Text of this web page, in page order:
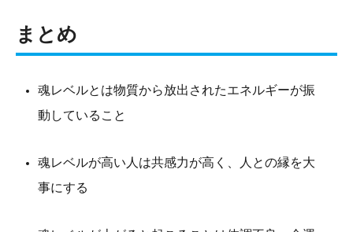
まとめ
魂レベルとは物質から放出されたエネルギーが振
動していること
魂レベルが高い人は共感力が高く、人との縁を大
事にする